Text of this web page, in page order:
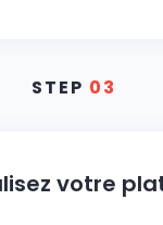
STEP 03
votre